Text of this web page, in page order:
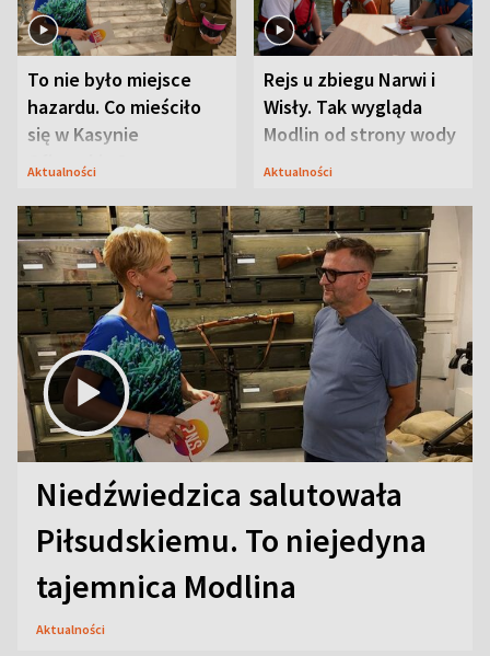
To nie było miejsce
hazardu. Co mieściło
się w Kasynie
Oficerskim?
Aktualności
Rejs u zbiegu Narwi i
Wisły. Tak wygląda
Modlin od strony wody
Aktualności
Niedźwiedzica salutowała
Piłsudskiemu. To niejedyna
tajemnica Modlina
Aktualności